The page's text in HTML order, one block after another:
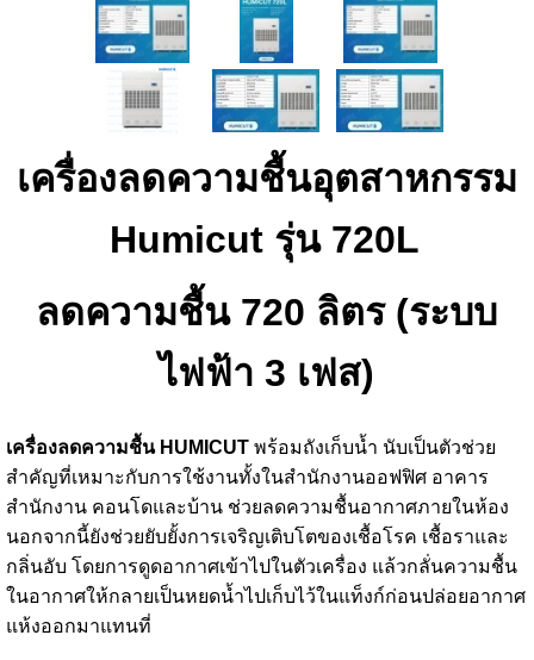
เครื่องลดความชื้นอุตสาหกรรม
Humicut รุ่น 720L
ลดความชื้น 720 ลิตร (ระบบ
ไฟฟ้า 3 เฟส)
เครื่องลดความชื้น HUMICUTพร้อมถังเก็บน้ำ นับเป็นตัวช่วย
สำคัญที่เหมาะกับการใช้งานทั้งในสำนักงานออฟฟิศ อาคาร
สำนักงาน คอนโดและบ้าน ช่วยลดความชื้นอากาศภายในห้อง
นอกจากนี้ยังช่วยยับยั้งการเจริญเติบโตของเชื้อโรค เชื้อราและ
กลิ่นอับ โดยการดูดอากาศเข้าไปในตัวเครื่อง แล้วกลั่นความชื้น
ในอากาศให้กลายเป็นหยดน้ำไปเก็บไว้ในแท็งก์ก่อนปล่อยอากาศ
แห้งออกมาแทนที่